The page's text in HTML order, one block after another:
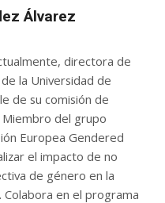
Álvarez
directora de
la Universidad de
de su comisión de
del grupo
Europea Gendered
el impacto de no
de género en la
Colabora en el programa